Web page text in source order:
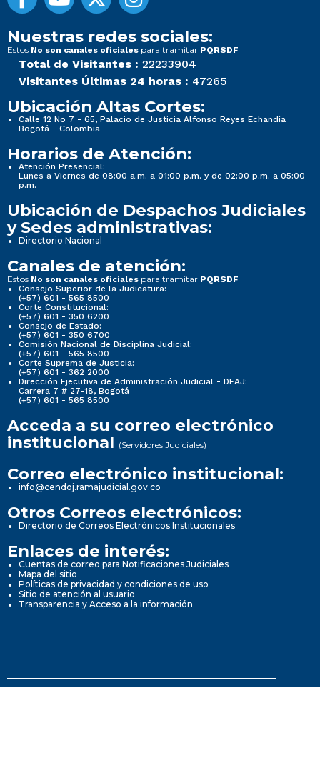
Nuestras redes sociales:
Estos No son canales oficiales para tramitar PQRSDF
Total de Visitantes : 22233904
Visitantes Últimas 24 horas : 47265
Ubicación Altas Cortes:
Calle 12 No 7 - 65, Palacio de Justicia Alfonso Reyes Echandía
Bogotá - Colombia
Horarios de Atención:
Atención Presencial:
Lunes a Viernes de 08:00 a.m. a 01:00 p.m. y de 02:00 p.m. a 05:00
p.m.
Ubicación de Despachos Judiciales
y Sedes administrativas:
Directorio Nacional
Canales de atención:
Estos No son canales oficiales para tramitar PQRSDF
Consejo Superior de la Judicatura:
(+57) 601 - 565 8500
Corte Constitucional:
(+57) 601 - 350 6200
Consejo de Estado:
(+57) 601 - 350 6700
Comisión Nacional de Disciplina Judicial:
(+57) 601 - 565 8500
Corte Suprema de Justicia:
(+57) 601 - 362 2000
Dirección Ejecutiva de Administración Judicial - DEAJ:
Carrera 7 # 27-18, Bogotá
(+57) 601 - 565 8500
Acceda a su correo electrónico
institucional (Servidores Judiciales)
Correo electrónico institucional:
info@cendoj.ramajudicial.gov.co
Otros Correos electrónicos:
Directorio de Correos Electrónicos Institucionales
Enlaces de interés:
Cuentas de correo para Notificaciones Judiciales
Mapa del sitio
Políticas de privacidad y condiciones de uso
Sitio de atención al usuario
Transparencia y Acceso a la información